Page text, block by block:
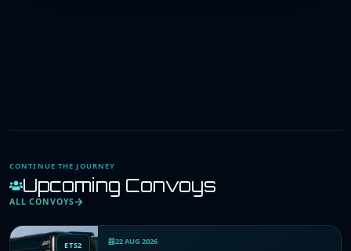
CONTINUE THE JOURNEY
Upcoming Convoys
ALL CONVOYS
ETS2 22 AUG 2026